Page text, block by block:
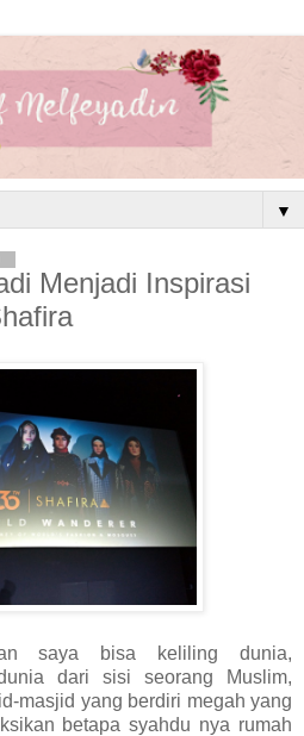
▼
Menjadi Inspirasi
saya bisa keliling dunia,
dari sisi seorang Muslim,
masjid yang berdiri megah yang
betapa syahdu nya rumah